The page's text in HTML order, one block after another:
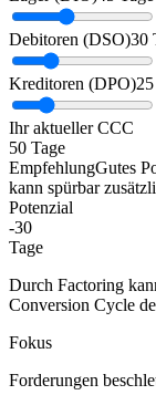
Debitoren (DSO)30
Kreditoren (DPO)
Ihr aktueller CCC
50 Tage
EmpfehlungGutes
kann spürbar
Potenzial
-30
Tage
Durch Factoring
Conversion Cycle
Fokus
Forderungen